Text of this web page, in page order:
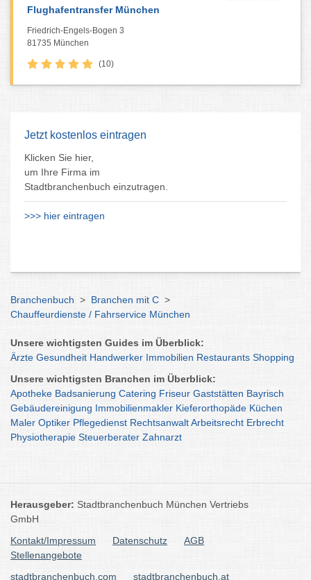
Flughafentransfer München
Friedrich-Engels-Bogen 3
81735 München
(10)
Jetzt kostenlos eintragen
Klicken Sie hier,
um Ihre Firma im
Stadtbranchenbuch einzutragen.
>>> hier eintragen
Branchenbuch > Branchen mit C >
Chauffeurdienste / Fahrservice München
Unsere wichtigsten Guides im Überblick:
Ärzte Gesundheit Handwerker Immobilien Restaurants Shopping
Unsere wichtigsten Branchen im Überblick:
Apotheke Badsanierung Catering Friseur Gaststätten Bayrisch
Gebäudereinigung Immobilienmakler Kieferorthopäde Küchen
Maler Optiker Pflegedienst RechtsanwaltArbeitsrecht Erbrecht
Physiotherapie Steuerberater Zahnarzt
Herausgeber: Stadtbranchenbuch München Vertriebs
GmbH
Kontakt/Impressum
Datenschutz
AGB
Stellenangebote
stadtbranchenbuch.com
stadtbranchenbuch.at